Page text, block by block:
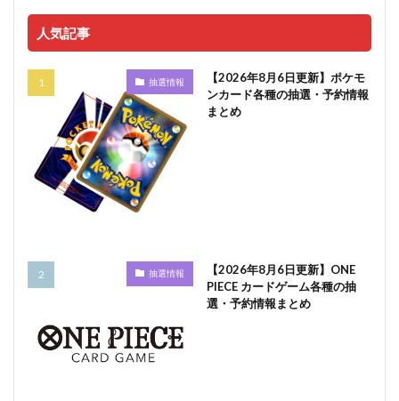
人気記事
抽選情報
【2026年8月6日更新】ポケモ
ンカード各種の抽選・予約情報
まとめ
抽選情報
【2026年8月6日更新】ONE
PIECE カードゲーム各種の抽
選・予約情報まとめ